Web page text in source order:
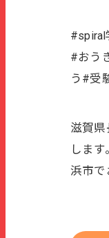
#おう
う#受
滋賀
しま
浜市で